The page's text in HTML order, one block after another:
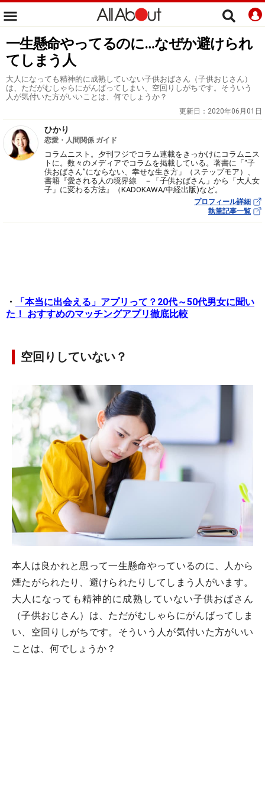
一生懸命やってるのに…なぜか避けられ
てしまう人
大人になっても精神的に成熟していない子供おばさん（子供おじさん）
は、ただがむしゃらにがんばってしまい、空回りしがちです。そういう
人が気付いた方がいいことは、何でしょうか？
更新日： 2020年06月01日
ひかり
恋愛・人間関係 ガイド
コラムニスト。夕刊フジでコラム連載をきっかけにコラムニス
トに。数々のメディアでコラムを掲載している。著書に「“子
供おばさん”にならない、幸せな生き方」（ステップモア）、
書籍『愛される人の境界線 －「子供おばさん」から「大人女
子」に変わる方法』（KADOKAWA/中経出版)など。
プロフィール詳細
執筆記事一覧
・
「本当に出会える」アプリって？20代～50代男女に聞い
た！ おすすめのマッチングアプリ徹底比較
空回りしていない？
本人は良かれと思って一生懸命やっているのに、人から
煙たがられたり、避けられたりしてしまう人がいます。
大人になっても精神的に成熟していない子供おばさん
（子供おじさん）は、ただがむしゃらにがんばってしま
い、空回りしがちです。そういう人が気付いた方がいい
ことは、何でしょうか？